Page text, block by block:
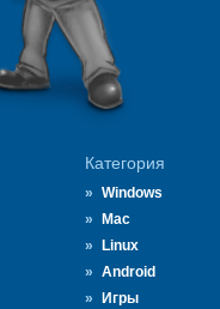
Категория
Windows
Mac
Linux
Android
Игры